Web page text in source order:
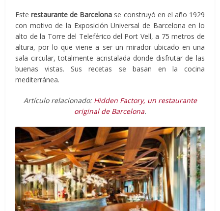
Este restaurante de Barcelona se construyó en el año 1929
con motivo de la Exposición Universal de Barcelona en lo
alto de la Torre del Teleférico del Port Vell, a 75 metros de
altura, por lo que viene a ser un mirador ubicado en una
sala circular, totalmente acristalada donde disfrutar de las
buenas vistas. Sus recetas se basan en la cocina
mediterránea.
Artículo relacionado: Hidden Factory, un restaurante
original de Barcelona.